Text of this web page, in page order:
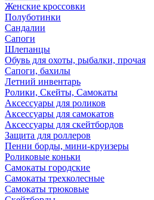
Женские кроссовки
Полуботинки
Сандалии
Сапоги
Шлепанцы
Обувь для охоты, рыбалки, прочая
Сапоги, бахилы
Летний инвентарь
Ролики, Скейты, Самокаты
Аксессуары для роликов
Аксессуары для самокатов
Аксессуары для скейтбордов
Защита для роллеров
Пенни борды, мини-круизеры
Роликовые коньки
Самокаты городские
Самокаты трехколесные
Самокаты трюковые